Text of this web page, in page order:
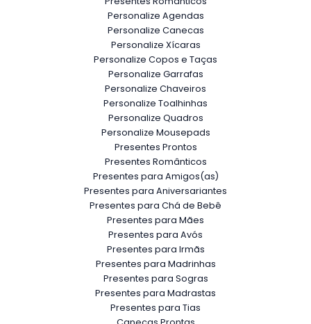
Personalize Agendas
Personalize Canecas
Personalize Xícaras
Personalize Copos e Taças
Personalize Garrafas
Personalize Chaveiros
Personalize Toalhinhas
Personalize Quadros
Personalize Mousepads
Presentes Prontos
Presentes Românticos
Presentes para Amigos(as)
Presentes para Aniversariantes
Presentes para Chá de Bebê
Presentes para Mães
Presentes para Avós
Presentes para Irmãs
Presentes para Madrinhas
Presentes para Sogras
Presentes para Madrastas
Presentes para Tias